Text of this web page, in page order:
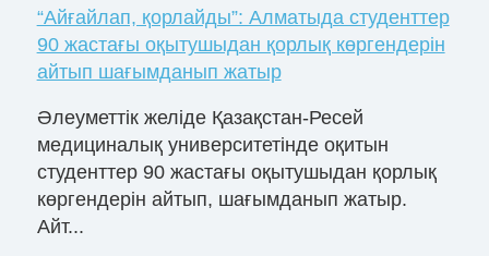
“Айғайлап, қорлайды”: Алматыда студенттер
90 жастағы оқытушыдан қорлық көргендерін
айтып шағымданып жатыр
Әлеуметтік желіде Қазақстан-Ресей
медициналық университетінде оқитын
студенттер 90 жастағы оқытушыдан қорлық
көргендерін айтып, шағымданып жатыр.
Айт...